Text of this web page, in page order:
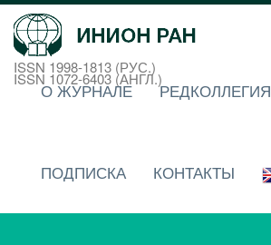
ISSN 1998-1813 (РУС.)
ISSN 1072-6403 (АНГЛ.)
О ЖУРНАЛЕ РЕДКОЛЛЕГИЯ
ПОДПИСКА КОНТАКТЫ